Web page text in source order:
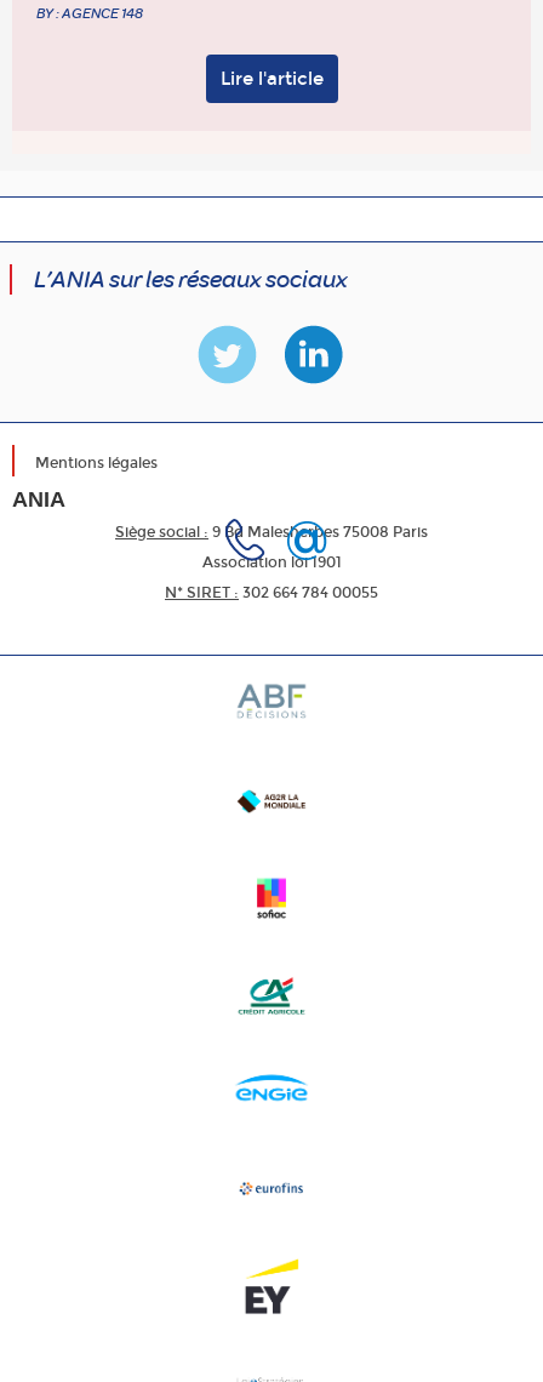
BY : AGENCE 148
Lire l'article
L’ANIA sur les réseaux sociaux
Mentions légales
ANIA
Siège social : 9 Bd Malesherbes 75008 Paris
Association loi 1901
N* SIRET : 302 664 784 00055